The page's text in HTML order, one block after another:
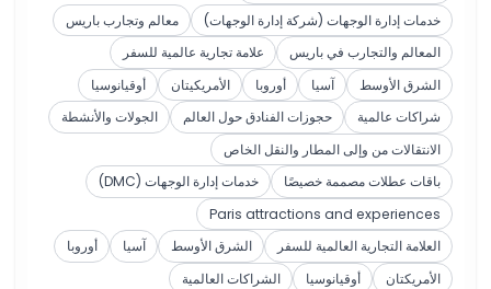
خدمات إدارة الوجهات (شركة إدارة الوجهات)
معالم وتجارب باريس
المعالم والتجارب في باريس
علامة تجارية عالمية للسفر
الشرق الأوسط
آسيا أوروبا الأمريكيتان
أوقيانوسيا
شراكات عالمية
حجوزات الفنادق حول العالم
الجولات والأنشطة
الانتقالات من وإلى المطار والنقل الخاص
باقات عطلات مصممة خصيصًا
خدمات إدارة الوجهات (DMC)
Paris attractions and experiences
العلامة التجارية العالمية للسفر
الشرق الأوسط آسيا
أوروبا
الأمريكتان
أوقيانوسيا
الشراكات العالمية